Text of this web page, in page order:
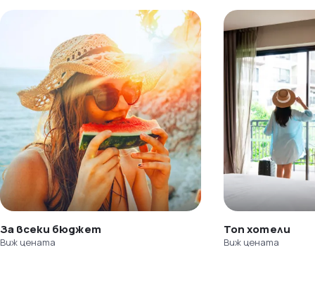
За всеки бюджет
Виж цената
Топ хотели
Виж цената